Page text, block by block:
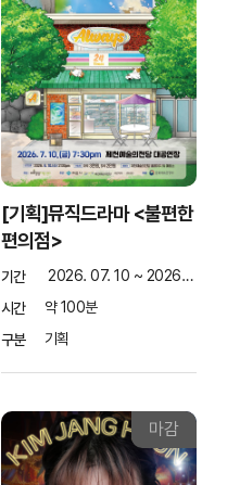
[기획]뮤직드라마 <불편한
편의점>
기간
2026. 07. 10 ~ 2026. 07. 10
시간
약 100분
구분
기획
마감